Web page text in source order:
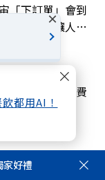
都用AI！
「下訂單」會到
化」為何讓人無
希均教授：免費
？行動網路降速
家好禮
×